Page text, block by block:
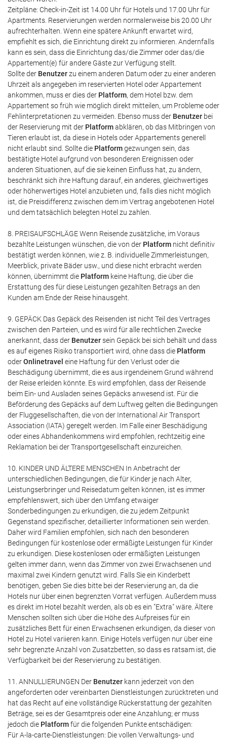
Zeitpläne: Check-in-Zeit ist 14.00 Uhr für Hotels und 17.00 Uhr für
Apartments. Reservierungen werden normalerweise bis 20.00 Uhr
aufrechterhalten. Wenn eine spätere Ankunft erwartet wird,
empfiehlt es sich, die Einrichtung direkt zu informieren. Andernfalls
kann es sein, dass die Einrichtung das/die Zimmer oder das/die
Appartement(e) für andere Gäste zur Verfügung stellt.
Sollte der Benutzerzu einem anderen Datum oder zu einer anderen
Uhrzeit als angegeben im reservierten Hotel oder Appartement
ankommen, muss er dies der Platform, dem Hotel bzw. dem
Appartement so früh wie möglich direkt mitteilen, um Probleme oder
Fehlinterpretationen zu vermeiden. Ebenso muss der Benutzer bei
der Reservierung mit der Platformabklären, ob das Mitbringen von
Tieren erlaubt ist, da diese in Hotels oder Appartements generell
nicht erlaubt sind. Sollte die Platformgezwungen sein, das
bestätigte Hotel aufgrund von besonderen Ereignissen oder
anderen Situationen, auf die sie keinen Einfluss hat, zu ändern,
beschränkt sich ihre Haftung darauf, ein anderes, gleichwertiges
oder höherwertiges Hotel anzubieten und, falls dies nicht möglich
ist, die Preisdifferenz zwischen dem im Vertrag angebotenen Hotel
und dem tatsächlich belegten Hotel zu zahlen.
8. PREISAUFSCHLÄGE Wenn Reisende zusätzliche, im Voraus
bezahlte Leistungen wünschen, die von der Platform nicht definitiv
bestätigt werden können, wie z. B. individuelle Zimmerleistungen,
Meerblick, private Bäder usw., und diese nicht erbracht werden
können, übernimmt die Platform keine Haftung, die über die
Erstattung des für diese Leistungen gezahlten Betrags an den
Kunden am Ende der Reise hinausgeht.
9. GEPÄCK Das Gepäck des Reisenden ist nicht Teil des Vertrages
zwischen den Parteien, und es wird für alle rechtlichen Zwecke
anerkannt, dass der Benutzersein Gepäck bei sich behält und dass
es auf eigenes Risiko transportiert wird, ohne dass die Platform
oderOnlinetravel eine Haftung für den Verlust oder die
Beschädigung übernimmt, die es aus irgendeinem Grund während
der Reise erleiden könnte. Es wird empfohlen, dass der Reisende
beim Ein- und Ausladen seines Gepäcks anwesend ist. Für die
Beförderung des Gepäcks auf dem Luftweg gelten die Bedingungen
der Fluggesellschaften, die von der International Air Transport
Association (IATA) geregelt werden. Im Falle einer Beschädigung
oder eines Abhandenkommens wird empfohlen, rechtzeitig eine
Reklamation bei der Transportgesellschaft einzureichen.
10. KINDER UND ÄLTERE MENSCHEN In Anbetracht der
unterschiedlichen Bedingungen, die für Kinder je nach Alter,
Leistungserbringer und Reisedatum gelten können, ist es immer
empfehlenswert, sich über den Umfang etwaiger
Sonderbedingungen zu erkundigen, die zu jedem Zeitpunkt
Gegenstand spezifischer, detaillierter Informationen sein werden.
Daher wird Familien empfohlen, sich nach den besonderen
Bedingungen für kostenlose oder ermäßigte Leistungen für Kinder
zu erkundigen. Diese kostenlosen oder ermäßigten Leistungen
gelten immer dann, wenn das Zimmer von zwei Erwachsenen und
maximal zwei Kindern genutzt wird. Falls Sie ein Kinderbett
benötigen, geben Sie dies bitte bei der Reservierung an, da die
Hotels nur über einen begrenzten Vorrat verfügen. Außerdem muss
es direkt im Hotel bezahlt werden, als ob es ein "Extra" wäre. Ältere
Menschen sollten sich über die Höhe des Aufpreises für ein
zusätzliches Bett für einen Erwachsenen erkundigen, da dieser von
Hotel zu Hotel variieren kann. Einige Hotels verfügen nur über eine
sehr begrenzte Anzahl von Zusatzbetten, so dass es ratsam ist, die
Verfügbarkeit bei der Reservierung zu bestätigen.
11. ANNULLIERUNGEN Der Benutzer kann jederzeit von den
angeforderten oder vereinbarten Dienstleistungen zurücktreten und
hat das Recht auf eine vollständige Rückerstattung der gezahlten
Beträge, sei es der Gesamtpreis oder eine Anzahlung; er muss
jedoch die Platformfür die folgenden Punkte entschädigen:
Für A-la-carte-Dienstleistungen: Die vollen Verwaltungs- und